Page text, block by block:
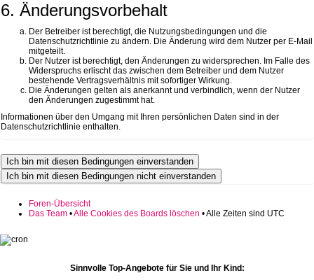
6. Änderungsvorbehalt
Der Betreiber ist berechtigt, die Nutzungsbedingungen und die
Datenschutzrichtlinie zu ändern. Die Änderung wird dem Nutzer per E-Mail
mitgeteilt.
Der Nutzer ist berechtigt, den Änderungen zu widersprechen. Im Falle des
Widerspruchs erlischt das zwischen dem Betreiber und dem Nutzer
bestehende Vertragsverhältnis mit sofortiger Wirkung.
Die Änderungen gelten als anerkannt und verbindlich, wenn der Nutzer
den Änderungen zugestimmt hat.
Informationen über den Umgang mit Ihren persönlichen Daten sind in der
Datenschutzrichtlinie enthalten.
Foren-Übersicht
Das Team •Alle Cookies des Boards löschen • Alle Zeiten sind UTC
Sinnvolle Top-Angebote für Sie und Ihr Kind: